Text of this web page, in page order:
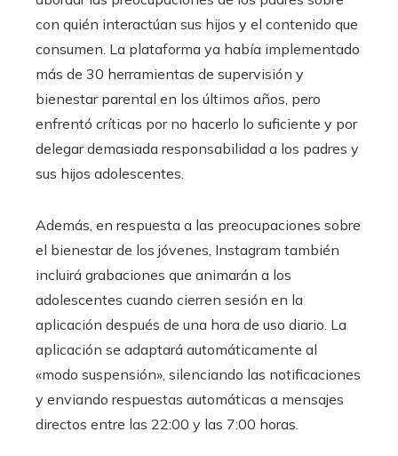
con quién interactúan sus hijos y el contenido que
consumen. La plataforma ya había implementado
más de 30 herramientas de supervisión y
bienestar parental en los últimos años, pero
enfrentó críticas por no hacerlo lo suficiente y por
delegar demasiada responsabilidad a los padres y
sus hijos adolescentes.
Además, en respuesta a las preocupaciones sobre
el bienestar de los jóvenes, Instagram también
incluirá grabaciones que animarán a los
adolescentes cuando cierren sesión en la
aplicación después de una hora de uso diario. La
aplicación se adaptará automáticamente al
«modo suspensión», silenciando las notificaciones
y enviando respuestas automáticas a mensajes
directos entre las 22:00 y las 7:00 horas.